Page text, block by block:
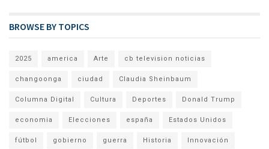
BROWSE BY TOPICS
2025 america Arte cb television noticias
changoonga ciudad Claudia Sheinbaum
Columna Digital Cultura Deportes Donald Trump
economia Elecciones españa Estados Unidos
fútbol gobierno guerra Historia Innovación